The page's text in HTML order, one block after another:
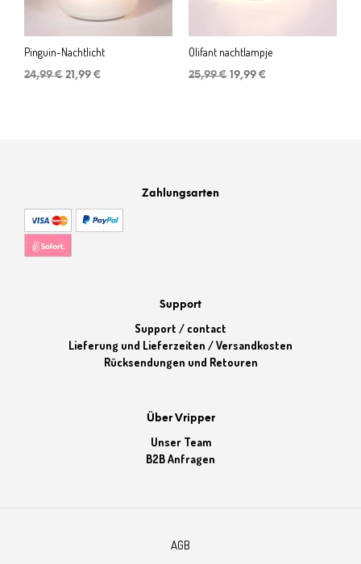
Pinguin-Nachtlicht
24,99€ Ursprünglicher
21,99 €
Olifant nachtlampje
25,99€ Ursprünglicher
19,99 €
Zahlungsarten
Support
Support / contact
Lieferung und Lieferzeiten / Versandkosten
Rücksendungen und Retouren
Über Vripper
Unser Team
B2B Anfragen
AGB